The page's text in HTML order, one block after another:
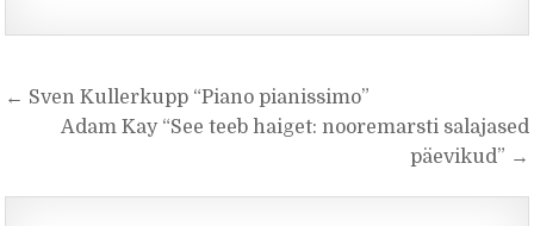
Navigeerimine
← Sven Kullerkupp “Piano pianissimo”
Adam Kay “See teeb haiget: nooremarsti salajased
päevikud” →